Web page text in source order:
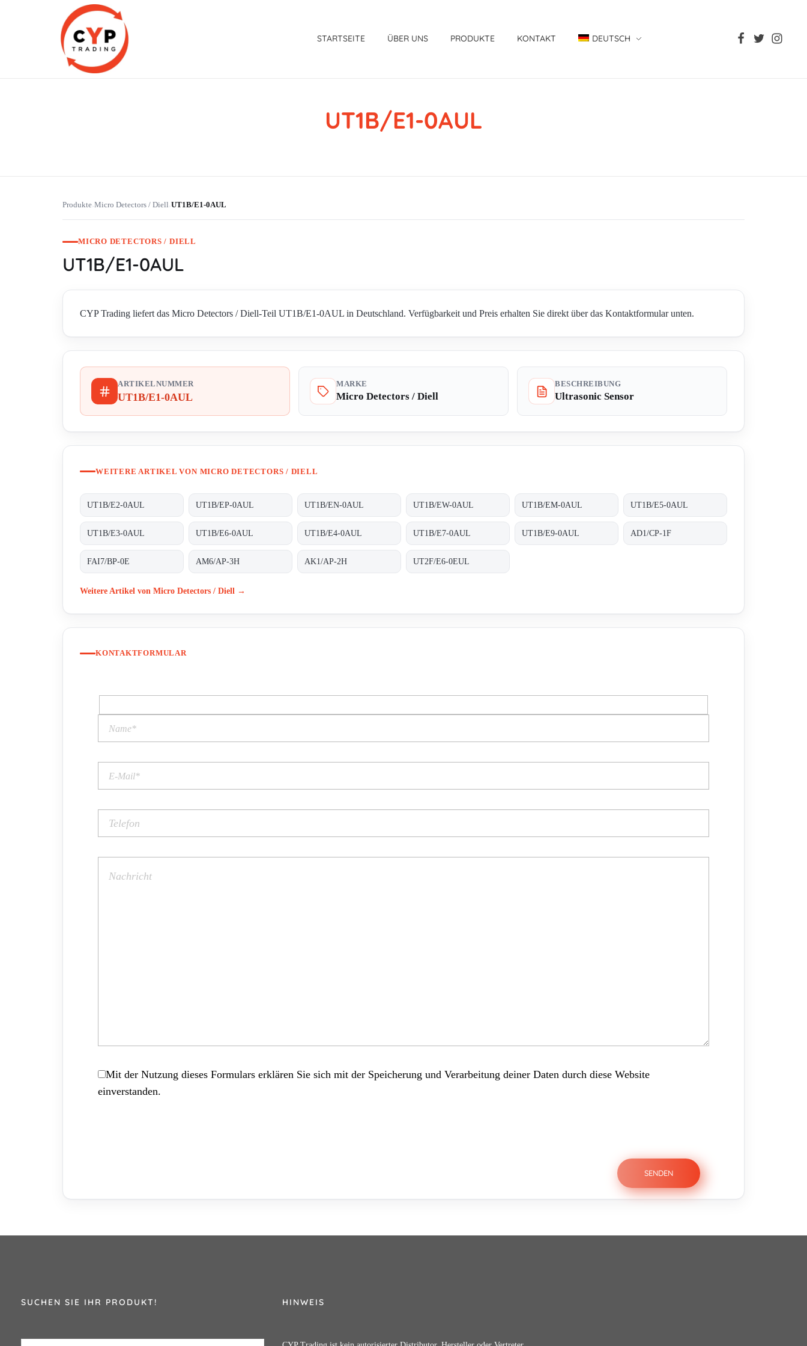
STARTSEITE ÜBER UNS PRODUKTE KONTAKT DEUTSCH
UT1B/E1-0AUL
Produkte›Micro Detectors / Diell›UT1B/E1-0AUL
MICRO DETECTORS / DIELL
UT1B/E1-0AUL
CYP Trading liefert das Micro Detectors / Diell-Teil UT1B/E1-0AUL in Deutschland. Verfügbarkeit und Preis erhalten Sie direkt über das Kontaktformular unten.
ARTIKELNUMMER
UT1B/E1-0AUL
MARKE
Micro Detectors / Diell
BESCHREIBUNG
Ultrasonic Sensor
WEITERE ARTIKEL VON MICRO DETECTORS / DIELL
UT1B/E2-0AUL UT1B/EP-0AUL UT1B/EN-0AUL UT1B/EW-0AUL UT1B/EM-0AUL UT1B/E5-0AUL
UT1B/E3-0AUL UT1B/E6-0AUL UT1B/E4-0AUL UT1B/E7-0AUL UT1B/E9-0AUL AD1/CP-1F
FAI7/BP-0E AM6/AP-3H AK1/AP-2H UT2F/E6-0EUL
Weitere Artikel von Micro Detectors / Diell →
KONTAKTFORMULAR
Mit der Nutzung dieses Formulars erklären Sie sich mit der Speicherung und Verarbeitung deiner Daten durch diese Website
einverstanden.
SUCHEN SIE IHR PRODUKT! HINWEIS